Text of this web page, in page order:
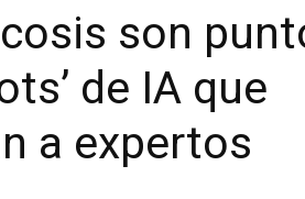
son
de IA que
a expertos